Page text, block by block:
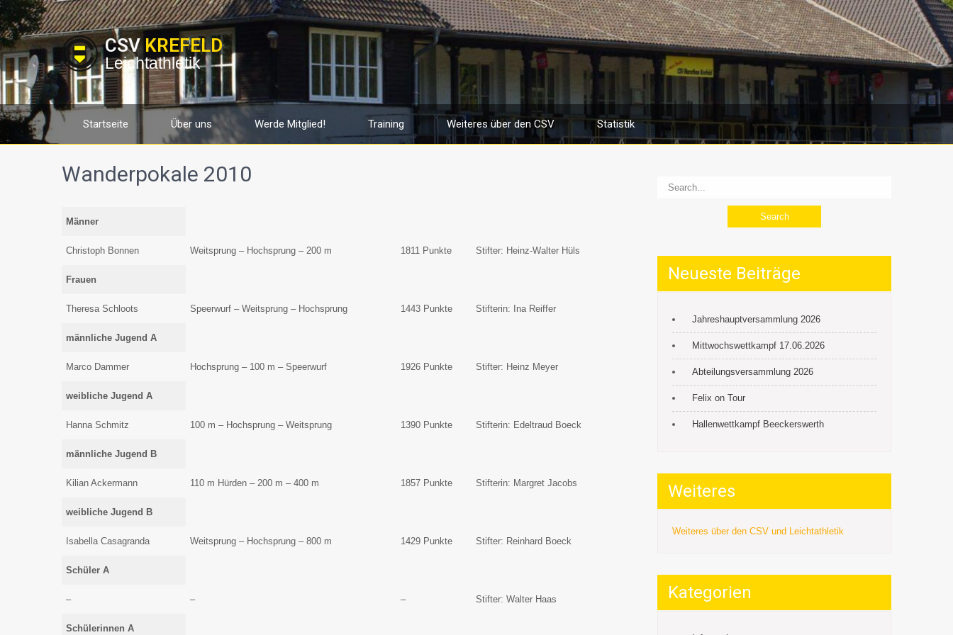
CSVKREFELD
Leichtathletik
Startseite Über uns Werde Mitglied! Training Weiteres über den CSV Statistik
Wanderpokale 2010
Männer
Christoph Bonnen Weitsprung – Hochsprung – 200 m 1811 Punkte Stifter: Heinz-Walter Hüls
Frauen
Theresa Schloots Speerwurf – Weitsprung – Hochsprung 1443 Punkte Stifterin: Ina Reiffer
männliche Jugend A
Marco Dammer Hochsprung – 100 m – Speerwurf 1926 Punkte Stifter: Heinz Meyer
weibliche Jugend A
Hanna Schmitz 100 m – Hochsprung – Weitsprung 1390 Punkte Stifterin: Edeltraud Boeck
männliche Jugend B
Kilian Ackermann 110 m Hürden – 200 m – 400 m 1857 Punkte Stifterin: Margret Jacobs
weibliche Jugend B
Isabella Casagranda Weitsprung – Hochsprung – 800 m 1429 Punkte Stifter: Reinhard Boeck
Schüler A
– – – Stifter: Walter Haas
Schülerinnen A
Neueste Beiträge
Jahreshauptversammlung 2026
Mittwochswettkampf 17.06.2026
Abteilungsversammlung 2026
Felix on Tour
Hallenwettkampf Beeckerswerth
Weiteres
Weiteres über den CSV und Leichtathletik
Kategorien